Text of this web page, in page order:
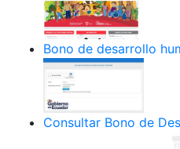
Bono de desarrollo
Consultar Bono de